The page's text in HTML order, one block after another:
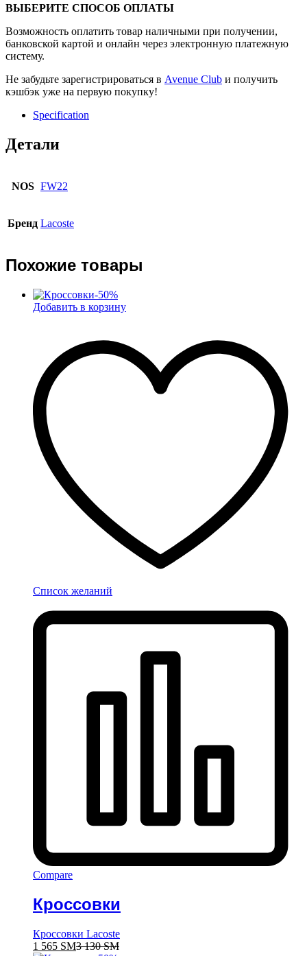
ВЫБЕРИТЕ СПОСОБ ОПЛАТЫ
Возможность оплатить товар наличными при получении,
банковской картой и онлайн через электронную платежную
систему.
Не забудьте зарегистрироваться в Avenue Club и получить
кэшбэк уже на первую покупку!
Specification
Детали
NOS FW22
Бренд Lacoste
Похожие товары
-50%
Добавить в корзину
Список желаний
Compare
Кроссовки
Кроссовки Lacoste
1 565 ЅМ3 130ЅМ